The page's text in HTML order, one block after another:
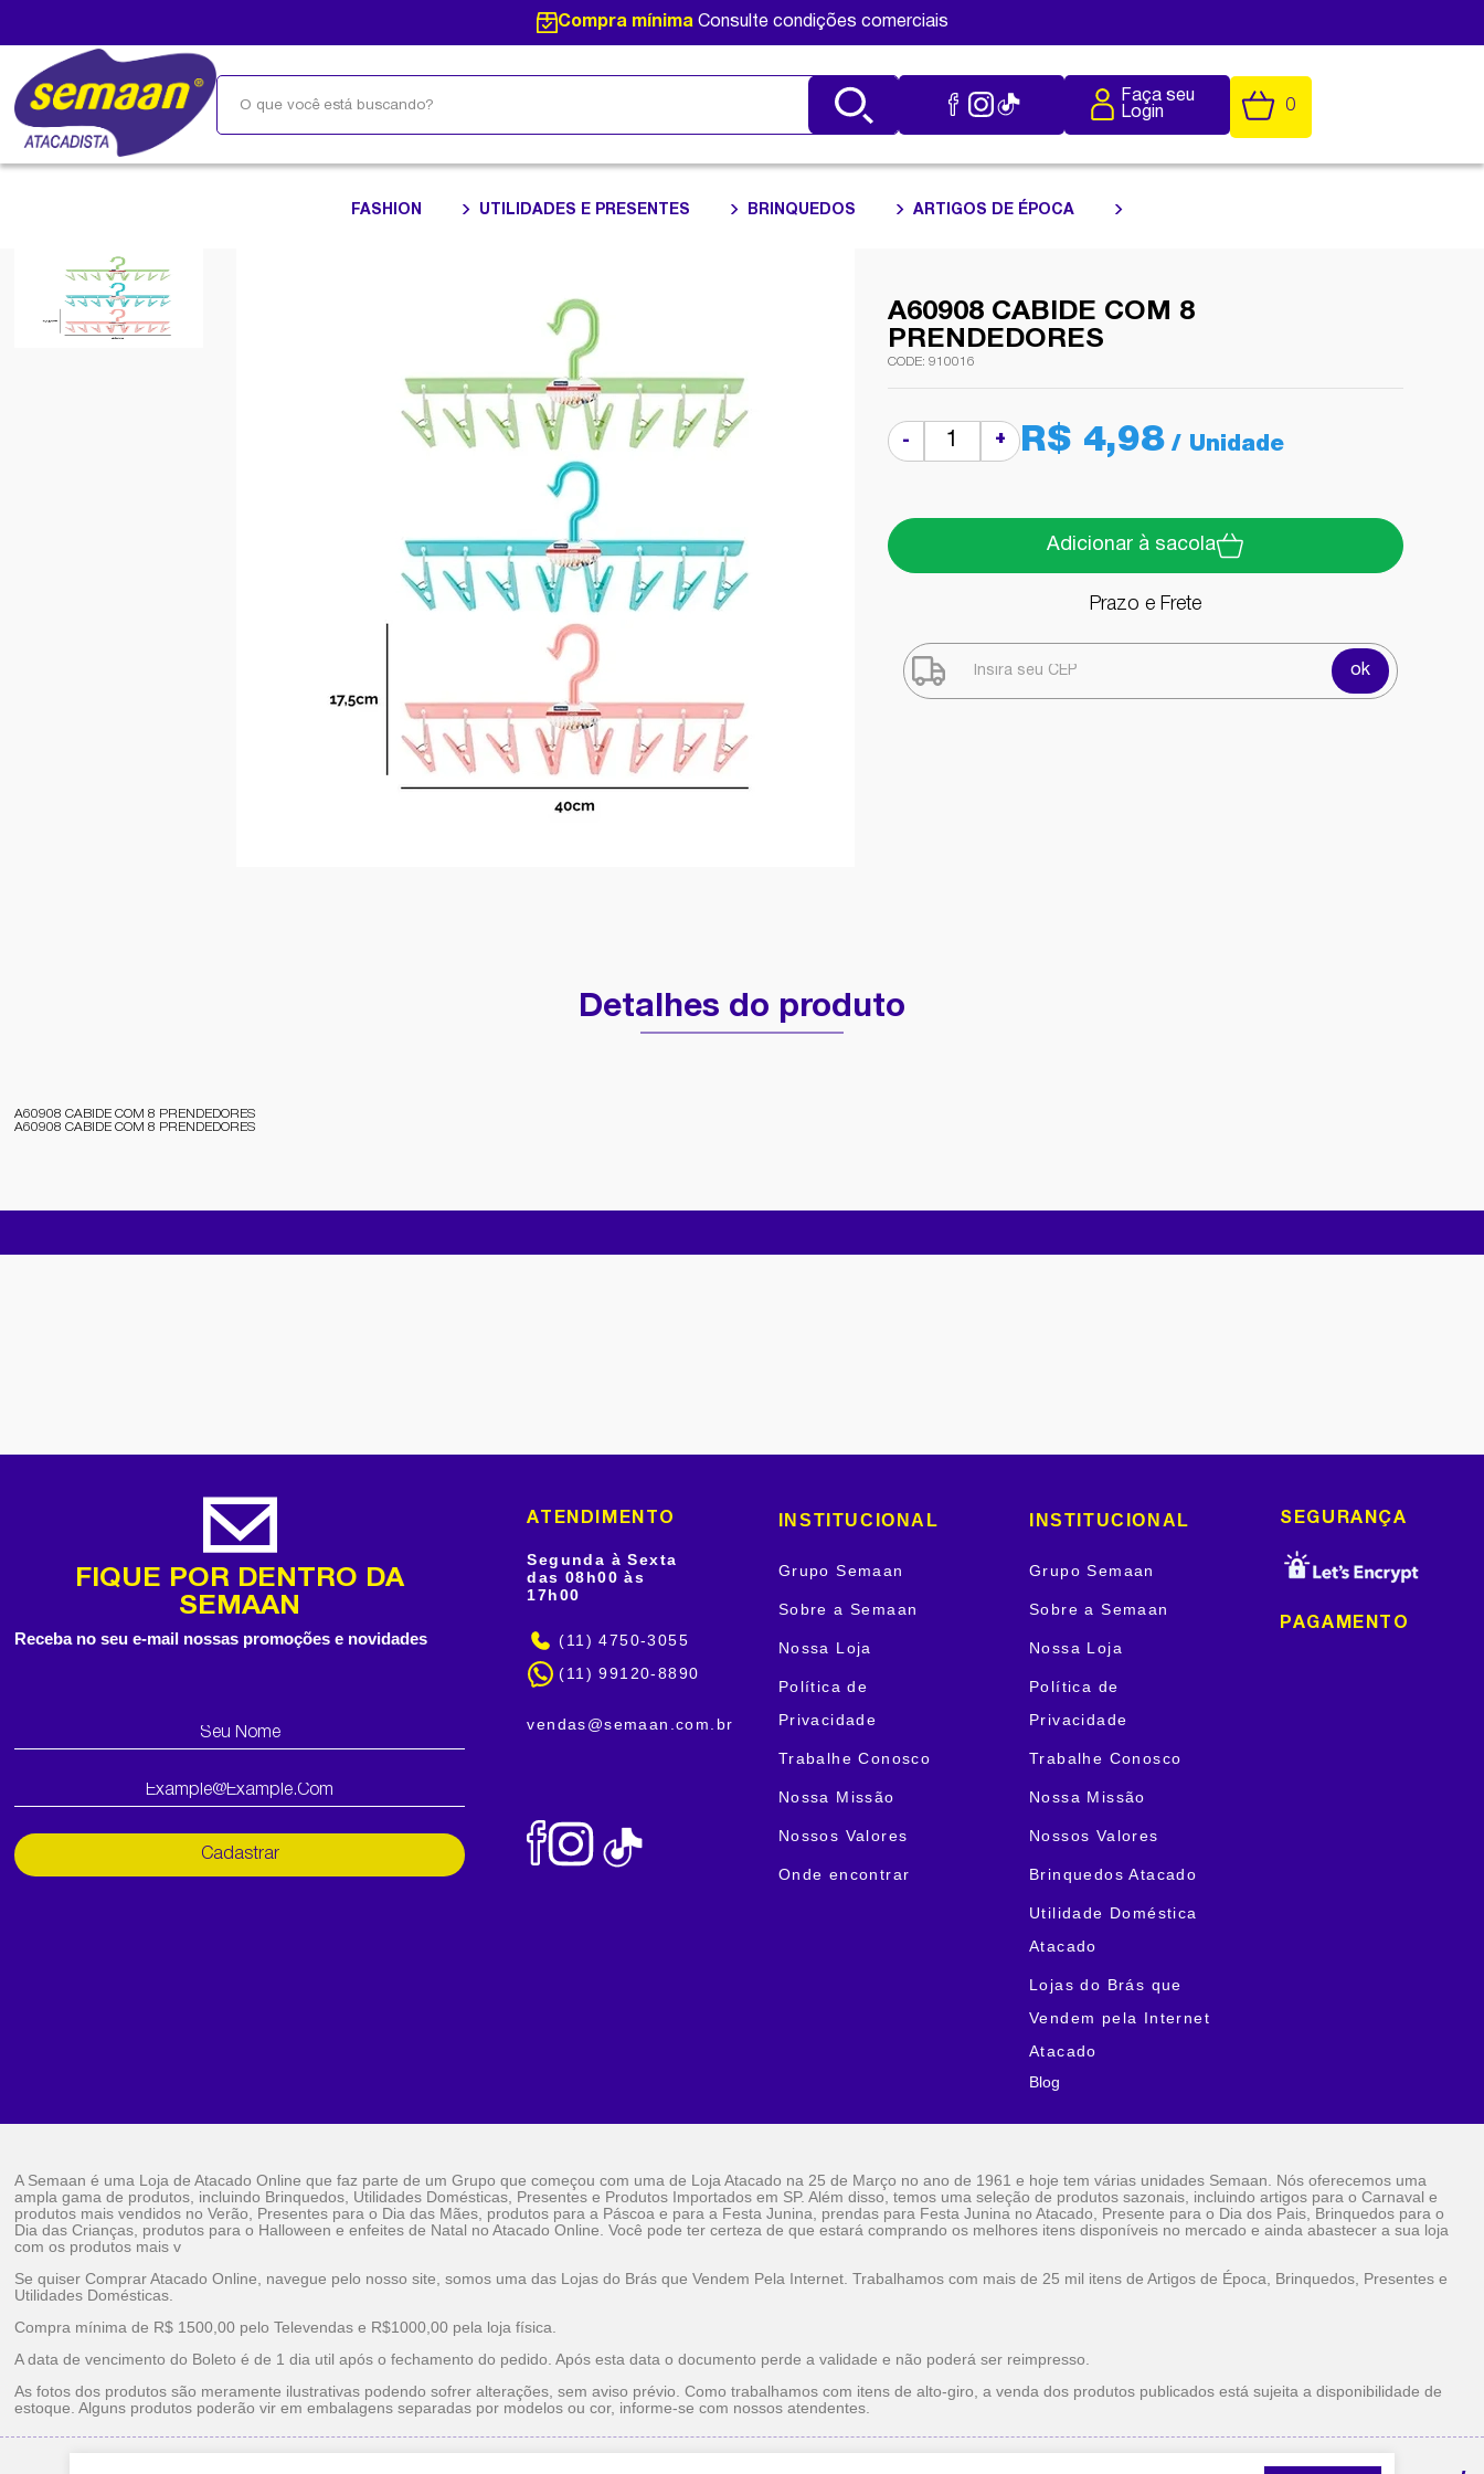
Compra mínimaConsulte condições comerciais
Faça seu
Login
0
FASHION UTILIDADES E PRESENTES BRINQUEDOS ARTIGOS DE ÉPOCA
A60908 CABIDE COM 8
PRENDEDORES
910016
- + R$ 4,98
Adicionar à sacola
Prazo e Frete
ok
Detalhes do produto
A60908 CABIDE COM 8 PRENDEDORES
A60908 CABIDE COM 8 PRENDEDORES
FIQUE POR DENTRO DA
SEMAAN
Receba no seu e-mail nossas promoções e novidades
Cadastrar
ATENDIMENTO
Segunda à Sexta
das 08h00 às
17h00
(11) 4750-3055
(11) 99120-8890
vendas@semaan.com.br
INSTITUCIONAL
Grupo Semaan
Sobre a Semaan
Nossa Loja
Política de
Privacidade
Trabalhe Conosco
Nossa Missão
Nossos Valores
Onde encontrar
INSTITUCIONAL
Grupo Semaan
Sobre a Semaan
Nossa Loja
Política de
Privacidade
Trabalhe Conosco
Nossa Missão
Nossos Valores
Brinquedos Atacado
Utilidade Doméstica
Atacado
Lojas do Brás que
Vendem pela Internet
Atacado
Blog
SEGURANÇA
PAGAMENTO
A Semaan é uma Loja de Atacado Online que faz parte de um Grupo que começou com uma de Loja Atacado na 25 de Março no ano de 1961 e hoje tem várias unidades Semaan. Nós oferecemos uma
ampla gama de produtos, incluindo Brinquedos, Utilidades Domésticas, Presentes e Produtos Importados em SP. Além disso, temos uma seleção de produtos sazonais, incluindo artigos para o Carnaval e
produtos mais vendidos no Verão, Presentes para o Dia das Mães, produtos para a Páscoa e para a Festa Junina, prendas para Festa Junina no Atacado, Presente para o Dia dos Pais, Brinquedos para o
Dia das Crianças, produtos para o Halloween e enfeites de Natal no Atacado Online. Você pode ter certeza de que estará comprando os melhores itens disponíveis no mercado e ainda abastecer a sua loja
com os produtos mais v
Se quiser Comprar Atacado Online, navegue pelo nosso site, somos uma das Lojas do Brás que Vendem Pela Internet. Trabalhamos com mais de 25 mil itens de Artigos de Época, Brinquedos, Presentes e
Utilidades Domésticas.
Compra mínima de R$ 1500,00 pelo Televendas e R$1000,00 pela loja física.
A data de vencimento do Boleto é de 1 dia util após o fechamento do pedido. Após esta data o documento perde a validade e não poderá ser reimpresso.
As fotos dos produtos são meramente ilustrativas podendo sofrer alterações, sem aviso prévio. Como trabalhamos com itens de alto-giro, a venda dos produtos publicados está sujeita a disponibilidade de
estoque. Alguns produtos poderão vir em embalagens separadas por modelos ou cor, informe-se com nossos atendentes.